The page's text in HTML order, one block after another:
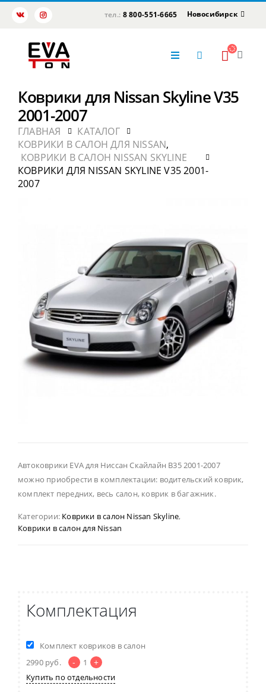
тел.: 8 800-551-6665 Новосибирск
Коврики для Nissan Skyline V35
2001-2007
ГЛАВНАЯ
КАТАЛОГ
КОВРИКИ В САЛОН ДЛЯ NISSAN,
КОВРИКИ В САЛОН NISSAN SKYLINE
КОВРИКИ ДЛЯ NISSAN SKYLINE V35 2001-
2007
Автоковрики EVA для Ниссан Скайлайн В35 2001-2007
можно приобрести в комплектации: водительский коврик,
комплект передних, весь салон, коврик в багажник.
Категории: Коврики в салон Nissan Skyline,
Коврики в салон для Nissan
Комплектация
Комплект ковриков в салон
2990 руб. - 1 +
Купить по отдельности